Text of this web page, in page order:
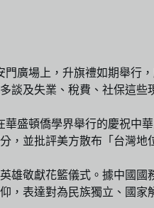
廣場上，升旗禮如期舉行
談及失業、稅費、社保這
盛頓僑學界舉行的慶祝中
，並批評美方散布「台灣地
雄敬獻花籃儀式。據中國
，表達對為民族獨立、國家